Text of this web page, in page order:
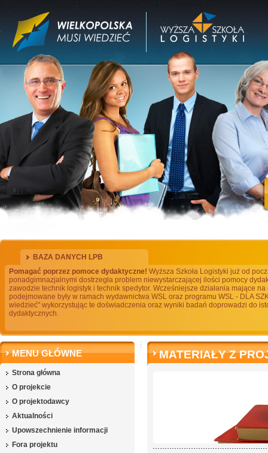
BAZA DANYCH LPB
Pomagać poprzez pomoce dydaktyczne! Wyższa Szkoła Logistyki już od
ponadgimnazjalnymi dostrzegła problem niewystarczającej ilości pomocy
zawodzie technik logistyk i technik spedytor. Wcześniejsze działania mające
podejmowane były w ramach wydawnictwa WSL oraz programu WSL - DLA
wiedzieć" wykorzystując te doświadczenia oraz wyniki badań doprowadzi do
dydaktycznych.
MENU GŁÓWNE
Strona główna
O projekcie
O projektodawcy
Aktualności
Upowszechnienie informacji
Fora projektu
MATERIAŁY Z